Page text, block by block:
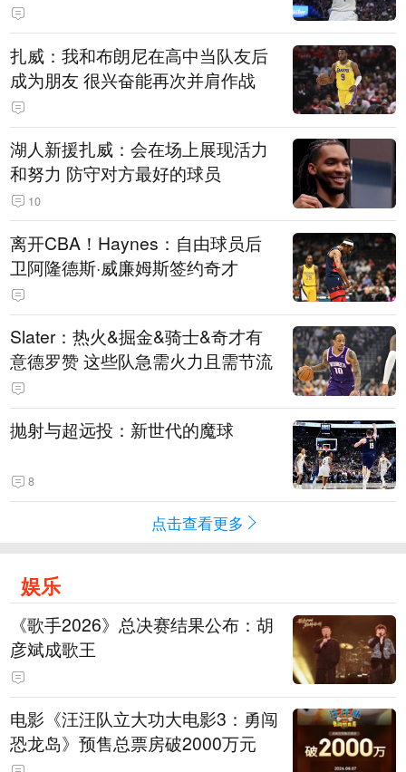
扎威：我和布朗尼在高中当队友后
成为朋友 很兴奋能再次并肩作战
湖人新援扎威：会在场上展现活力
和努力 防守对方最好的球员
10
离开CBA！Haynes：自由球员后
卫阿隆德斯·威廉姆斯签约奇才
Slater：热火&掘金&骑士&奇才有
意德罗赞 这些队急需火力且需节流
抛射与超远投：新世代的魔球
8
点击查看更多
娱乐
《歌手2026》总决赛结果公布：胡
彦斌成歌王
电影《汪汪队立大功大电影3：勇闯
恐龙岛》预售总票房破2000万元